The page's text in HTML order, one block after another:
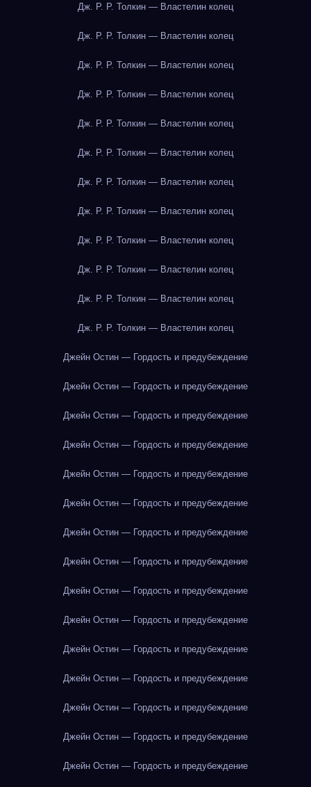
Дж. Р. Р. Толкин — Властелин колец
Дж. Р. Р. Толкин — Властелин колец
Дж. Р. Р. Толкин — Властелин колец
Дж. Р. Р. Толкин — Властелин колец
Дж. Р. Р. Толкин — Властелин колец
Дж. Р. Р. Толкин — Властелин колец
Дж. Р. Р. Толкин — Властелин колец
Дж. Р. Р. Толкин — Властелин колец
Дж. Р. Р. Толкин — Властелин колец
Дж. Р. Р. Толкин — Властелин колец
Дж. Р. Р. Толкин — Властелин колец
Дж. Р. Р. Толкин — Властелин колец
Джейн Остин — Гордость и предубеждение
Джейн Остин — Гордость и предубеждение
Джейн Остин — Гордость и предубеждение
Джейн Остин — Гордость и предубеждение
Джейн Остин — Гордость и предубеждение
Джейн Остин — Гордость и предубеждение
Джейн Остин — Гордость и предубеждение
Джейн Остин — Гордость и предубеждение
Джейн Остин — Гордость и предубеждение
Джейн Остин — Гордость и предубеждение
Джейн Остин — Гордость и предубеждение
Джейн Остин — Гордость и предубеждение
Джейн Остин — Гордость и предубеждение
Джейн Остин — Гордость и предубеждение
Джейн Остин — Гордость и предубеждение